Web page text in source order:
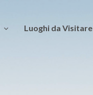
Luoghi da Visitare